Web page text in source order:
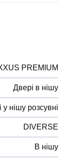
PREMIUM
Двері в нішу
у нішу розсувні
DIVERSE
В нішу